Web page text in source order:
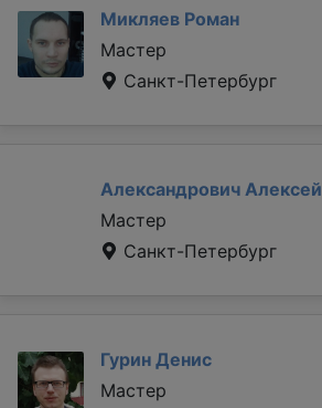
Микляев Роман
Мастер
Санкт-Петербург
Александрович Алексей
Мастер
Санкт-Петербург
Гурин Денис
Мастер